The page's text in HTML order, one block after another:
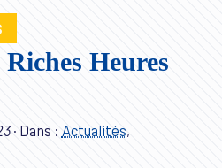
Heures
· Dans : Actualités,